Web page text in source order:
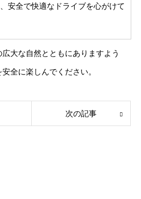
安全で快適なドライブを心がけて
大な自然とともにありますよう
全に楽しんでください。
次の記事